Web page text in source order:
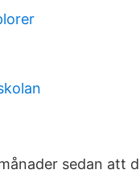
sedan att